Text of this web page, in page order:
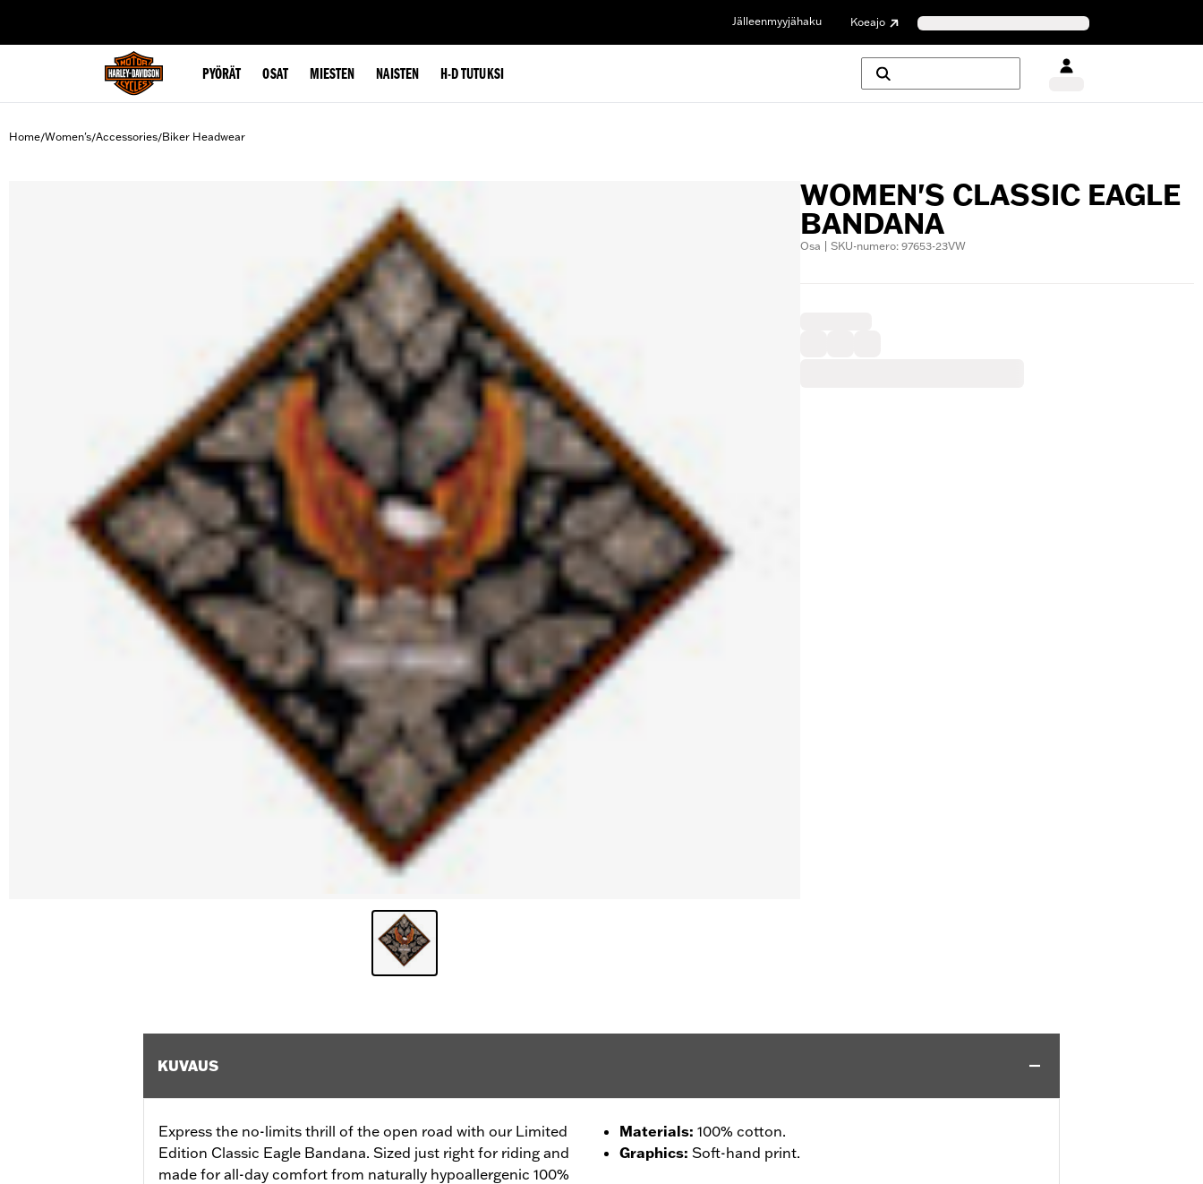
Jälleenmyyjähaku Koeajo
PYÖRÄT OSAT MIESTEN NAISTEN H-D TUTUKSI
Home/Women's/Accessories/Biker Headwear
WOMEN'S CLASSIC EAGLE
BANDANA
Osa | SKU-numero: 97653-23VW
KUVAUS
Express the no-limits thrill of the open road with our Limited
Edition Classic Eagle Bandana. Sized just right for riding and
made for all-day comfort from naturally hypoallergenic 100%
Materials: 100% cotton.
Graphics: Soft-hand print.